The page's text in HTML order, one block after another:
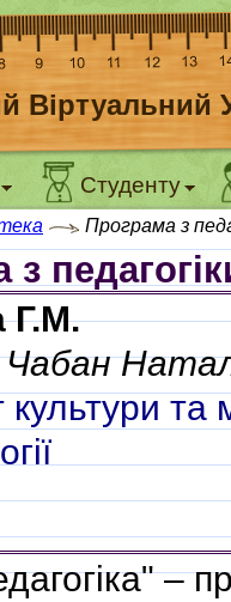
Віртуальний
Студенту
Програма з
Г.М.
Чабан
культури та
–